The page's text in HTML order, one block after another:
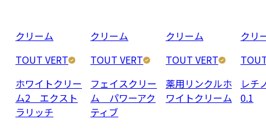
クリーム
TOUT VERT
ホワイトクリー
ム2 エクスト
ラリッチ
クリーム
TOUT VERT
フェイスクリー
ム パワーアク
ティブ
クリーム
TOUT VERT
薬用リンクルホ
ワイトクリーム
クリ
レチ
0.1